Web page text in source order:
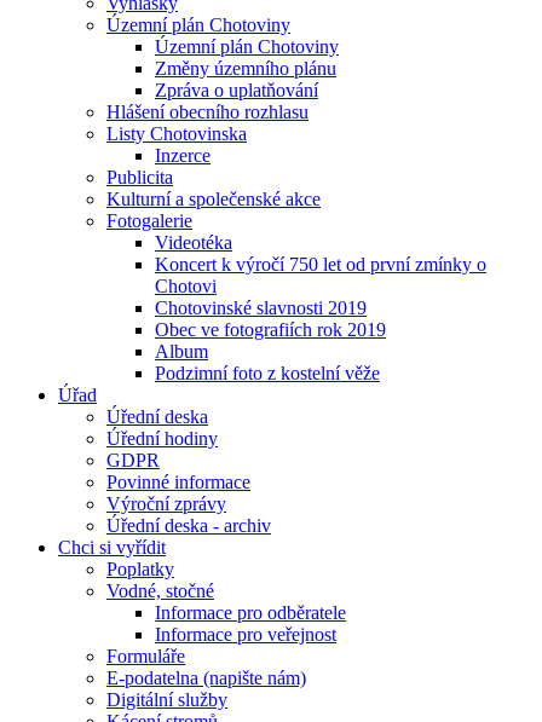
Územní plán Chotoviny
Územní plán Chotoviny
Změny územního plánu
Zpráva o uplatňování
Hlášení obecního rozhlasu
Listy Chotovinska
Inzerce
Publicita
Kulturní a společenské akce
Fotogalerie
Videotéka
Koncert k výročí 750 let od první zmínky o
Chotovi
Chotovinské slavnosti 2019
Obec ve fotografiích rok 2019
Album
Podzimní foto z kostelní věže
Úřad
Úřední deska
Úřední hodiny
GDPR
Povinné informace
Výroční zprávy
Úřední deska - archiv
Chci si vyřídit
Poplatky
Vodné, stočné
Informace pro odběratele
Informace pro veřejnost
Formuláře
E-podatelna (napište nám)
Digitální služby